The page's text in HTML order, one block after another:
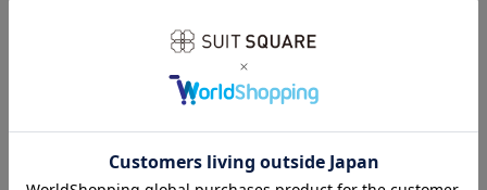
清涼感のあるトロピカル生地を使用。一般的なポリエステルよ
合いに仕上げました。着用した際にひんやり冷たく感じる“接
触冷感”や、吸汗速乾など汗ばむ季節にも重宝◎ グッと伸び